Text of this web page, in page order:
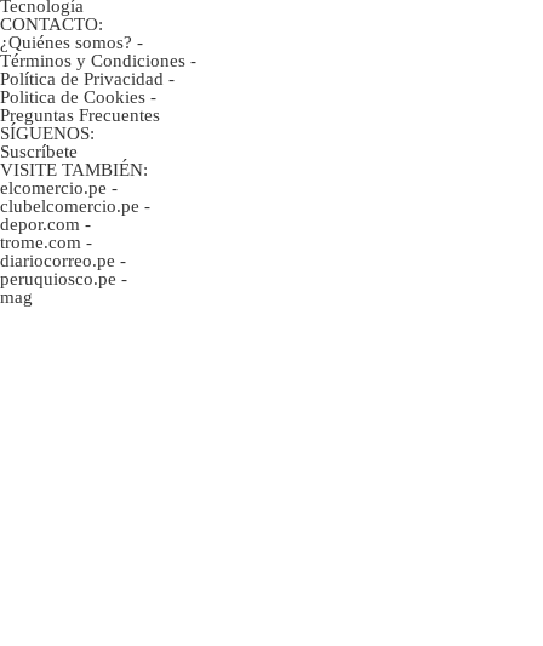
Tecnología
CONTACTO:
¿Quiénes somos? -
Términos y Condiciones -
Política de Privacidad -
Politica de Cookies -
Preguntas Frecuentes
SÍGUENOS:
Suscríbete
VISITE TAMBIÉN:
elcomercio.pe -
clubelcomercio.pe -
depor.com -
trome.com -
diariocorreo.pe -
peruquiosco.pe -
mag